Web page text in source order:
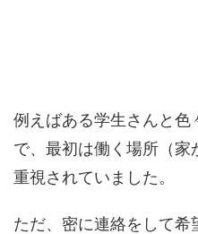
例えばある学生さんと色
で、最初は働く場所（家
重視されていました。
ただ、密に連絡をして